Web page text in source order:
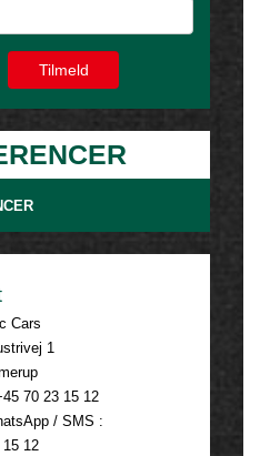
Cars
1
70 23 15 12
/ SMS :
12